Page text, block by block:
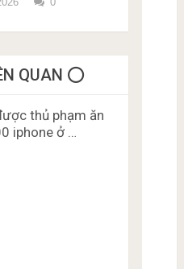
QUAN ⭕️
thủ phạm ăn
iphone ở …